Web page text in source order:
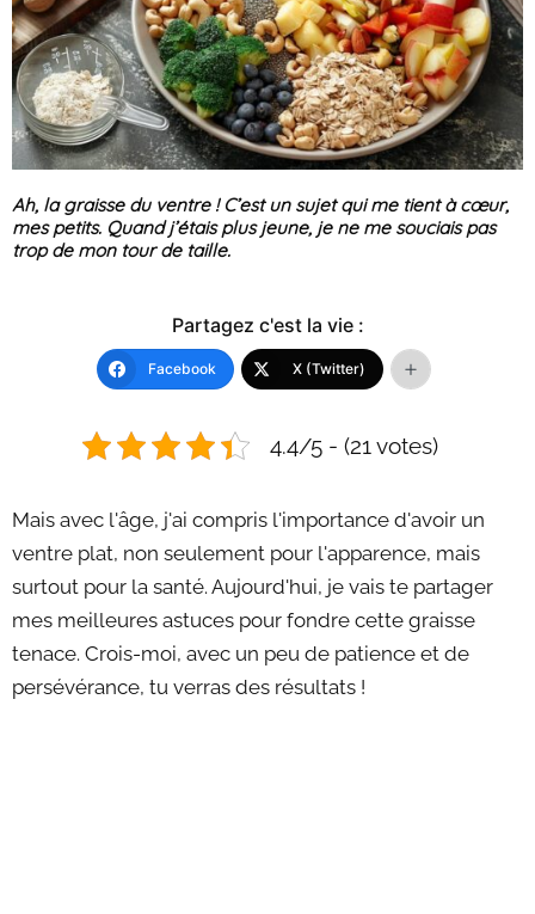
Ah, la graisse du ventre ! C’est un sujet qui me tient à cœur,
mes petits. Quand j’étais plus jeune, je ne me souciais pas
trop de mon tour de taille.
Partagez c'est la vie :
Facebook X (Twitter)
4.4/5 - (21 votes)
Mais avec l'âge, j'ai compris l'importance d'avoir un
ventre plat, non seulement pour l'apparence, mais
surtout pour la santé. Aujourd'hui, je vais te partager
mes meilleures astuces pour fondre cette graisse
tenace. Crois-moi, avec un peu de patience et de
persévérance, tu verras des résultats !